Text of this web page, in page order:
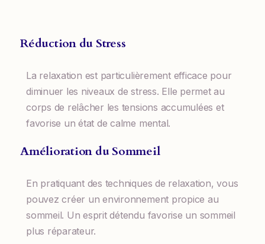
Réduction du Stress
La relaxation est particulièrement efficace pour
diminuer les niveaux de stress. Elle permet au
corps de relâcher les tensions accumulées et
favorise un état de calme mental.
Amélioration du Sommeil
En pratiquant des techniques de relaxation, vous
pouvez créer un environnement propice au
sommeil. Un esprit détendu favorise un sommeil
plus réparateur.